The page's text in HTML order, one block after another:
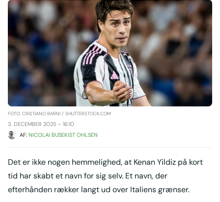
FOTO: CRISTIANO BARNI / SHUTTERSTOCK.COM
3. DECEMBER 2025 – 16:10
AF: NICOLAI BUSEKIST OHLSEN
Det er ikke nogen hemmelighed, at Kenan Yildiz på kort
tid har skabt et navn for sig selv. Et navn, der
efterhånden rækker langt ud over Italiens grænser.